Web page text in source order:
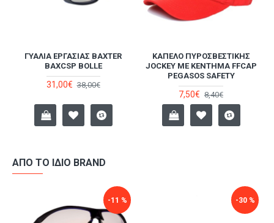
ΓΥΑΛΙΆ ΕΡΓΑΣΊΑΣ BAXTER
BAXCSP BOLLE
31,00€ 38,00€
ΚΑΠΈΛΟ ΠΥΡΟΣΒΕΣΤΙΚΉΣ
JOCKEY ΜΕ ΚΈΝΤΗΜΑ FFCAP
PEGASOS SAFETY
7,50€ 8,40€
ΑΠΌ ΤΟ ΊΔΙΟ BRAND
-11 % -30 %